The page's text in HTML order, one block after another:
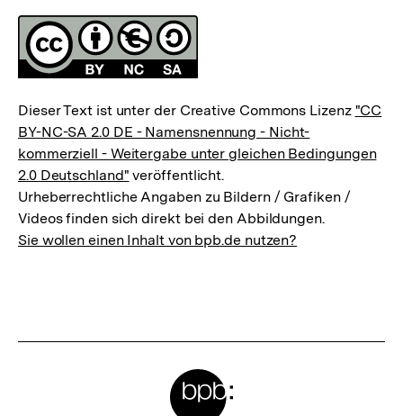
Fussnoten
Lizenz
Dieser Text ist unter der Creative Commons Lizenz "CC
BY-NC-SA 2.0 DE - Namensnennung - Nicht-
kommerziell - Weitergabe unter gleichen Bedingungen
2.0 Deutschland" veröffentlicht.
Urheberrechtliche Angaben zu Bildern / Grafiken /
Videos finden sich direkt bei den Abbildungen.
Sie wollen einen Inhalt von bpb.de nutzen?